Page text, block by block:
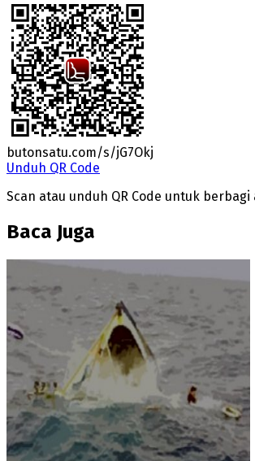
butonsatu.com/s/jG7Okj
Unduh QR Code
Scan atau unduh QR Code untuk
Baca Juga